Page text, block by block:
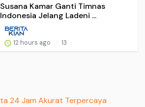
Susana Kamar Ganti Timnas
Indonesia Jelang Ladeni ...
12 hours ago 13
24 Jam Akurat Terpercaya